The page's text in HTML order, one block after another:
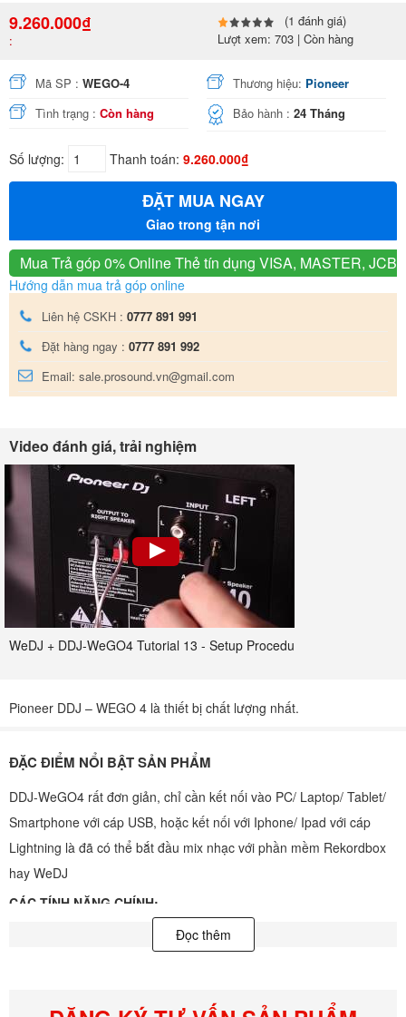
9.260.000₫
:
(1 đánh giá)
Lượt xem: 703 | Còn hàng
Mã SP : WEGO-4 Thương hiệu: Pioneer
Tình trạng : Còn hàng Bảo hành :24 Tháng
Số lượng: Thanh toán: 9.260.000₫
ĐẶT MUA NGAY
Giao trong tận nơi
Mua Trả góp 0% OnlineThẻ tín dụng VISA, MASTER, JCB
Hướng dẫn mua trả góp online
Liên hệ CSKH : 0777 891 991
Đặt hàng ngay : 0777 891 992
Email: sale.prosound.vn@gmail.com
Video đánh giá, trải nghiệm
WeDJ + DDJ-WeGO4 Tutorial 13 - Setup Procedure
Pioneer DDJ – WEGO 4 là thiết bị chất lượng nhất.
ĐẶC ĐIỂM NỔI BẬT SẢN PHẨM
DDJ-WeGO4 rất đơn giản, chỉ cần kết nối vào PC/ Laptop/ Tablet/
Smartphone với cáp USB, hoặc kết nối với Iphone/ Ipad với cáp
Lightning là đã có thể bắt đầu mix nhạc với phần mềm Rekordbox
hay WeDJ
CÁC TÍNH NĂNG CHÍNH:
Đọc thêm